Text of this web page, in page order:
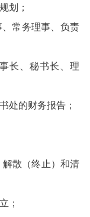
划；
、常务理事、负责
长、秘书长、理
处的财务报告；
散（终止）和清
；